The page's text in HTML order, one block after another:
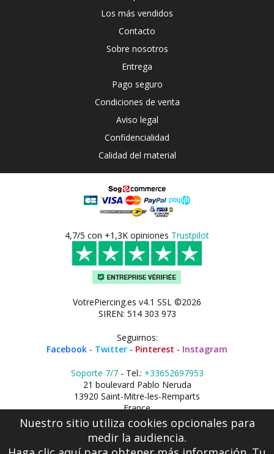
Los más vendidos
Contacto
Sobre nosotros
Entrega
Pago seguro
Condiciones de venta
Aviso legal
Confidencialidad
Calidad del material
4,7/5 con +1,3K opiniones Trustpilot
VotrePiercing.es v4.1 SSL ©2026
SIREN: 514 303 973
Seguirnos:
Facebook - Twitter - Pinterest - Instagram
Soporte 7/7- Tel.: +33652697953
21 boulevard Pablo Neruda
13920 Saint-Mitre-les-Remparts
France
Nuestro sitio utiliza cookies opcionales para
medir la audiencia.